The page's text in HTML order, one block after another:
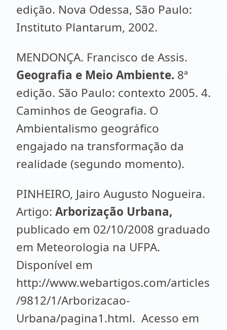
edição. Nova Odessa, São Paulo:
Instituto Plantarum, 2002.
MENDONÇA. Francisco de Assis.
Geografia e Meio Ambiente. 8ª
edição. São Paulo: contexto 2005. 4.
Caminhos de Geografia. O
Ambientalismo geográfico
engajado na transformação da
realidade (segundo momento).
PINHEIRO, Jairo Augusto Nogueira.
Artigo: Arborização Urbana,
publicado em 02/10/2008 graduado
em Meteorologia na UFPA.
Disponível em
http://www.webartigos.com/articles
/9812/1/Arborizacao-
Urbana/pagina1.html. Acesso em